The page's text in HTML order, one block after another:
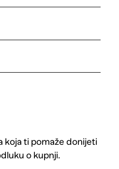
koja ti pomaže donijeti
o kupnji.